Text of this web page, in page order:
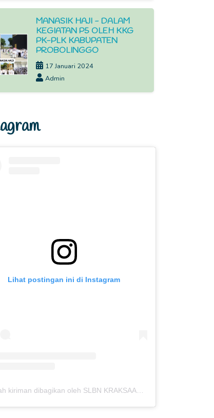
MANASIK HAJI - DALAM
KEGIATAN P5 OLEH KKG
PK-PLK KABUPATEN
PROBOLINGGO
17 Januari 2024
Admin
Lihat postingan ini di Instagram